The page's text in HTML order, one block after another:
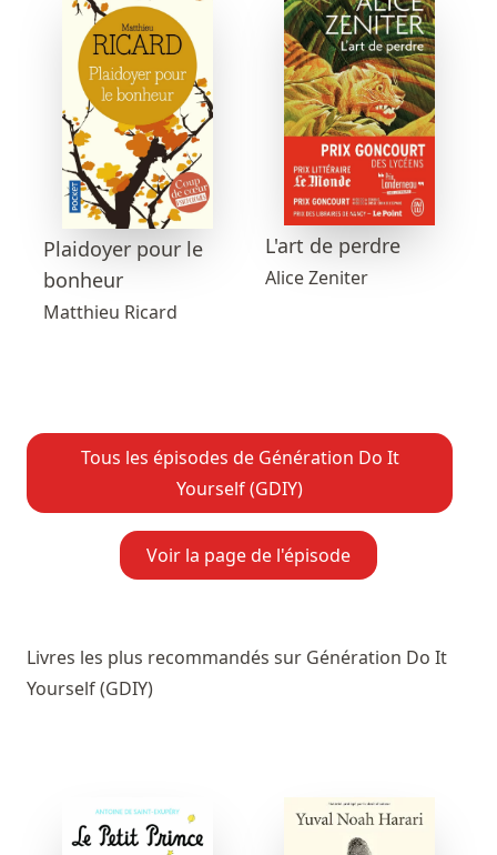
Plaidoyer pour le
bonheur
Matthieu Ricard
L'art de perdre
Alice Zeniter
Tous les épisodes de Génération Do It
Yourself (GDIY)
Voir la page de l'épisode
Livres les plus recommandés sur Génération Do It
Yourself (GDIY)